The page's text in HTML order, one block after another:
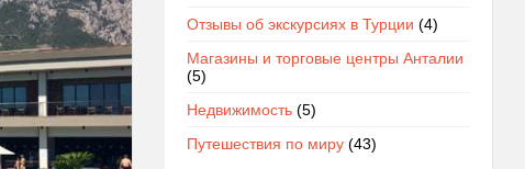
Отзывы об экскурсиях в Турции (4)
Магазины и торговые центры Анталии
(5)
Недвижимость(5)
Путешествия по миру(43)